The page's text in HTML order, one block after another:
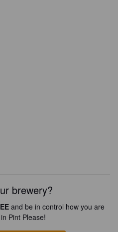
brewery?
and be in control how you are
Pint Please!